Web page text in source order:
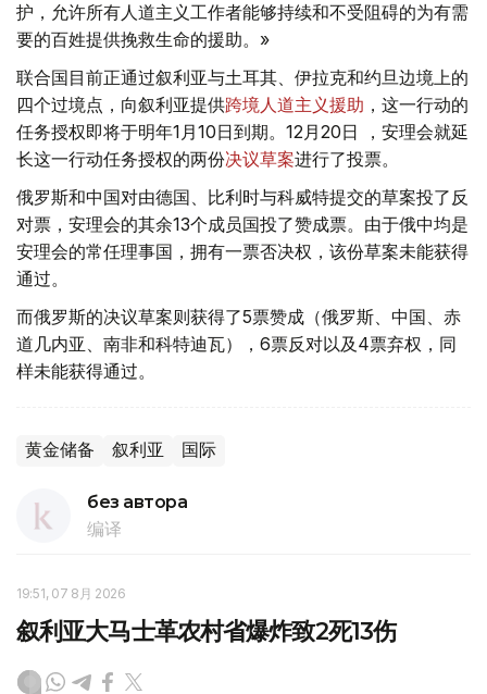
护，允许所有人道主义工作者能够持续和不受阻碍的为有需
要的百姓提供挽救生命的援助。»
联合国目前正通过叙利亚与土耳其、伊拉克和约旦边境上的
四个过境点，向叙利亚提供跨境人道主义援助 ，这一行动的
任务授权即将于明年1月10日到期。12月20日 ，安理会就延
长这一行动任务授权的两份决议草案进行了投票。
俄罗斯和中国对由德国、比利时与科威特提交的草案投了反
对票，安理会的其余13个成员国投了赞成票。由于俄中均是
安理会的常任理事国，拥有一票否决权，该份草案未能获得
通过。
而俄罗斯的决议草案则获得了5票赞成（俄罗斯、中国、赤
道几内亚、南非和科特迪瓦），6票反对以及4票弃权，同
样未能获得通过。
黄金储备 叙利亚 国际
без автора
编译
19:51, 07 8月 2026
叙利亚大马士革农村省爆炸致2死13伤